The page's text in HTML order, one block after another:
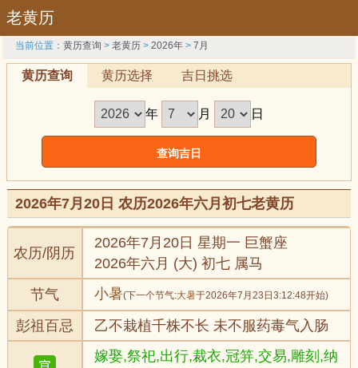
老黄历
当前位置：黄历查询 >老黄历 >2026年 >7月
黄历查询 黄历选择 吉日挑选
年 月 日
2026年7月20日 农历2026年六月初七老黄历
农历/阴历
2026年7月20日 星期一 巨蟹座
2026年六月 (大) 初七 属马
节气
小暑(下一个节气:大暑于2026年7月23日3:12:48开始)
彭祖百忌
乙不栽植千株不长 未不服药毒气入肠
嫁娶,祭祀,出行,裁衣,冠笄,交易,雕刻,纳